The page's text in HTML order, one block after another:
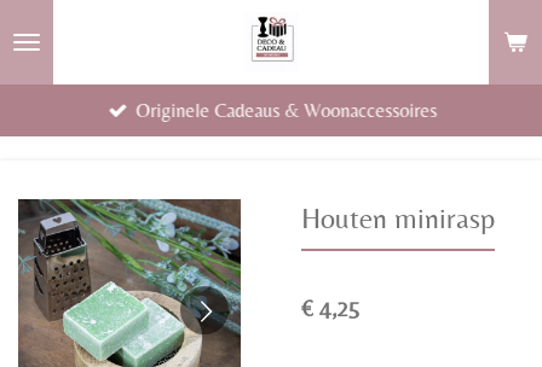
Originele Cadeaus & Woonaccessoires
Houten minirasp
€ 4,25